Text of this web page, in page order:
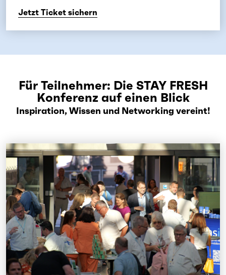
Jetzt Ticket sichern
Für Teilnehmer: Die STAY FRESH
Konferenz auf einen Blick
Inspiration, Wissen und Networking vereint!